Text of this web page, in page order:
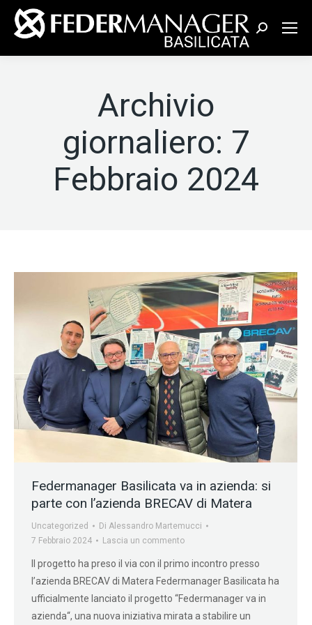
Cerca:
Archivio
giornaliero: 7
Febbraio 2024
Federmanager Basilicata va in azienda: si
parte con l’azienda BRECAV di Matera
Uncategorized Di Alessandro Martemucci
7 Febbraio 2024
Lascia un commento
Il progetto ha preso il via con il primo incontro presso
l’azienda BRECAV di Matera Federmanager Basilicata ha
ufficialmente lanciato il progetto “Federmanager va in
azienda“, una nuova iniziativa mirata a stabilire un